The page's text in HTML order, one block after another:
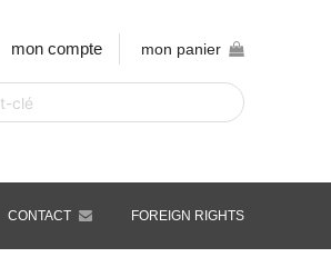
mon compte mon panier
FOREIGN RIGHTS
CONTACT